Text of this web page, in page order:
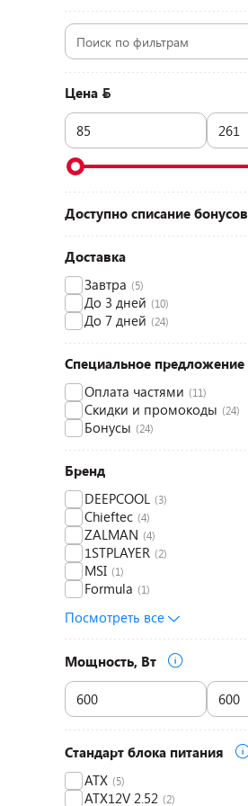
Цена
Доступно списание бонусов
Доставка
Завтра (5)
До 3 дней (10)
До 7 дней (24)
Специальное предложение
Оплата частями (11)
Скидки и промокоды (24)
Бонусы (24)
Бренд
DEEPCOOL (3)
Chieftec (4)
ZALMAN (4)
1STPLAYER (2)
MSI (1)
Formula (1)
Посмотреть все
Мощность, Вт
Стандарт блока питания
ATX (5)
ATX12V 2.52 (2)